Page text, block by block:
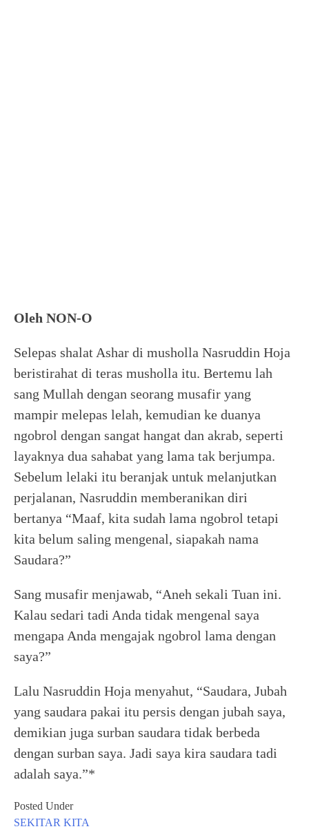
Oleh NON-O
Selepas shalat Ashar di musholla Nasruddin Hoja
beristirahat di teras musholla itu. Bertemu lah
sang Mullah dengan seorang musafir yang
mampir melepas lelah, kemudian ke duanya
ngobrol dengan sangat hangat dan akrab, seperti
layaknya dua sahabat yang lama tak berjumpa.
Sebelum lelaki itu beranjak untuk melanjutkan
perjalanan, Nasruddin memberanikan diri
bertanya “Maaf, kita sudah lama ngobrol tetapi
kita belum saling mengenal, siapakah nama
Saudara?”
Sang musafir menjawab, “Aneh sekali Tuan ini.
Kalau sedari tadi Anda tidak mengenal saya
mengapa Anda mengajak ngobrol lama dengan
saya?”
Lalu Nasruddin Hoja menyahut, “Saudara, Jubah
yang saudara pakai itu persis dengan jubah saya,
demikian juga surban saudara tidak berbeda
dengan surban saya. Jadi saya kira saudara tadi
adalah saya.”*
Posted Under
SEKITAR KITA